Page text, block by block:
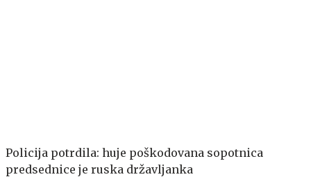
Policija potrdila: huje poškodovana sopotnica
predsednice je ruska državljanka